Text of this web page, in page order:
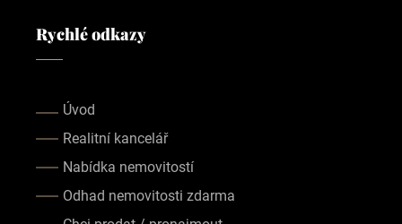
Rychlé odkazy
Úvod
Realitní kancelář
Nabídka nemovitostí
Odhad nemovitosti zdarma